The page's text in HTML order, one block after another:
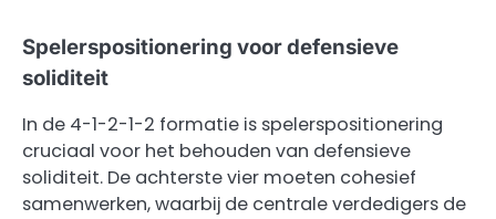
Spelerspositionering voor defensieve
soliditeit
In de 4-1-2-1-2 formatie is spelerspositionering
cruciaal voor het behouden van defensieve
soliditeit. De achterste vier moeten cohesief
samenwerken, waarbij de centrale verdedigers de